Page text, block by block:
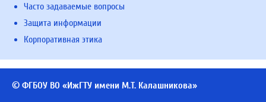
Часто задаваемые вопросы
Защита информации
Корпоративная этика
© ФГБОУ ВО «ИжГТУ имени М.Т. Калашникова»